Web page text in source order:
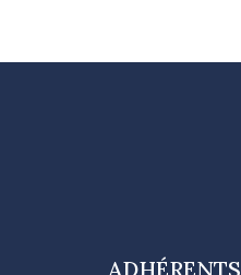
ADHÉRENTS